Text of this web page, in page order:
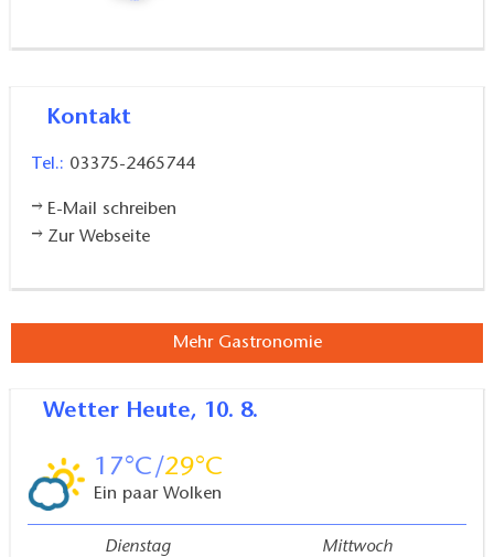
Kontakt
Tel.: 03375-2465744
E-Mail schreiben
Zur Webseite
Mehr Gastronomie
Wetter Heute, 10. 8.
17 29
Ein paar Wolken
Dienstag Mittwoch